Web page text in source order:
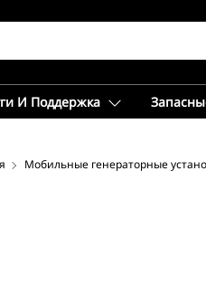
И Поддержка
Мобильные генераторные